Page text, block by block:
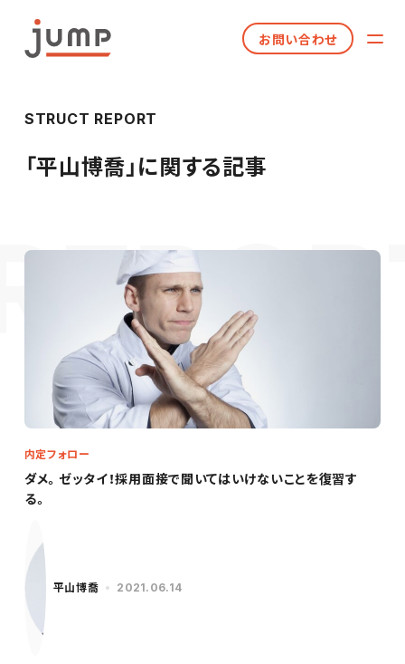
お問い合わせ
STRUCT REPORT
「平山博喬」に関する記事
ダメ。ゼッタイ！採用面接で聞いてはいけないことを復習す
る。
内定フォロー
平山博喬 2021.06.14